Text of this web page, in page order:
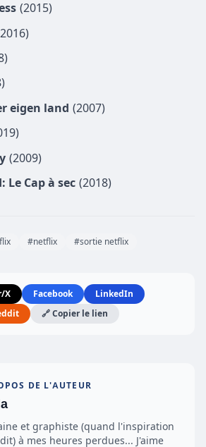
(2015)
eigen land (2007)
(2009)
Le Cap à sec (2018)
#netflix #sortie netflix
X Facebook
LinkedIn
🔗 Copier le lien
DE L'AUTEUR
et graphiste (quand l'inspiration
à mes heures perdues... J'aime